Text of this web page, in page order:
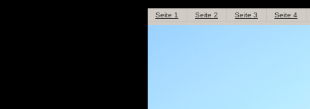
Seite 1 Seite 2 Seite 3 Seite 4